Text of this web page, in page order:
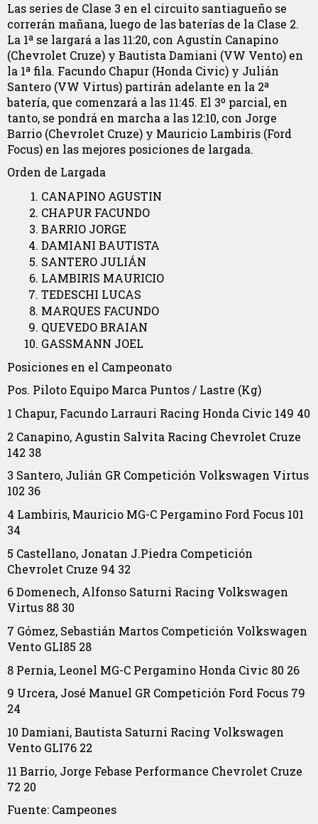
Las series de Clase 3 en el circuito santiagueño se
correrán mañana, luego de las baterías de la Clase 2.
La 1ª se largará a las 11:20, con Agustín Canapino
(Chevrolet Cruze) y Bautista Damiani (VW Vento) en
la 1ª fila. Facundo Chapur (Honda Civic) y Julián
Santero (VW Virtus) partirán adelante en la 2ª
batería, que comenzará a las 11:45. El 3º parcial, en
tanto, se pondrá en marcha a las 12:10, con Jorge
Barrio (Chevrolet Cruze) y Mauricio Lambiris (Ford
Focus) en las mejores posiciones de largada.
Orden de Largada
CANAPINO AGUSTIN
CHAPUR FACUNDO
BARRIO JORGE
DAMIANI BAUTISTA
SANTERO JULIÁN
LAMBIRIS MAURICIO
TEDESCHI LUCAS
MARQUES FACUNDO
QUEVEDO BRAIAN
GASSMANN JOEL
Posiciones en el Campeonato
Pos. PilotoEquipo Marca Puntos/ Lastre (Kg)
1 Chapur, Facundo Larrauri Racing Honda Civic 149 40
2 Canapino, Agustin Salvita Racing Chevrolet Cruze
142 38
3 Santero, Julián GR Competición Volkswagen Virtus
102 36
4 Lambiris, Mauricio MG-C Pergamino Ford Focus 101
34
5 Castellano, Jonatan J.Piedra Competición
Chevrolet Cruze 94 32
6Domenech, Alfonso Saturni Racing Volkswagen
Virtus 88 30
7 Gómez, Sebastián Martos Competición Volkswagen
Vento GLI85 28
8 Pernia, Leonel MG-C Pergamino Honda Civic 80 26
9 Urcera, José Manuel GR Competición Ford Focus 79
24
10 Damiani, Bautista Saturni Racing Volkswagen
Vento GLI76 22
11 Barrio, Jorge Febase Performance Chevrolet Cruze
72 20
Fuente: Campeones